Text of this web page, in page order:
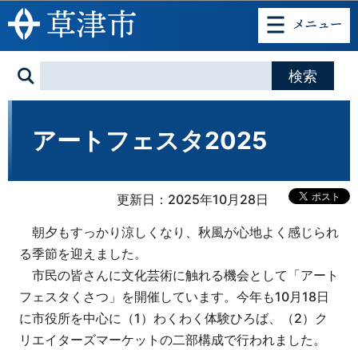
このページの本文へ移動
アートフェスタ2025
更新日：2025年10月28日
朝夕もすっかり涼しくなり、秋風が心地よく感じられ
る季節を迎えました。
市民の皆さんに文化芸術に触れる機会として「アート
フェスタくさつ」を開催しています。今年も10月18日
に市役所を中心に（1）わくわく体験ひろば、（2）ク
リエイターズマーケットの二部構成で行われました。